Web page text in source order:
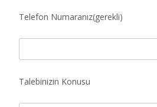
Telefon Numaranız(gerekli)
Talebinizin Konusu